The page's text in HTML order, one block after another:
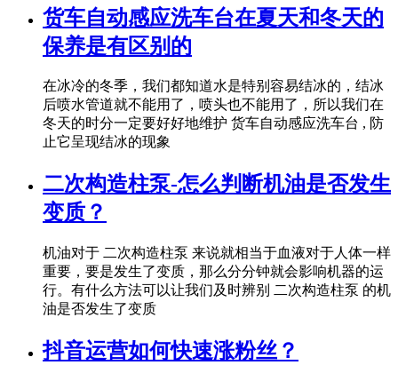
货车自动感应洗车台在夏天和冬天的
保养是有区别的
在冰冷的冬季，我们都知道水是特别容易结冰的，结冰
后喷水管道就不能用了，喷头也不能用了，所以我们在
冬天的时分一定要好好地维护 货车自动感应洗车台 , 防
止它呈现结冰的现象
二次构造柱泵-怎么判断机油是否发生
变质？
机油对于 二次构造柱泵 来说就相当于血液对于人体一样
重要，要是发生了变质，那么分分钟就会影响机器的运
行。有什么方法可以让我们及时辨别 二次构造柱泵 的机
油是否发生了变质
抖音运营如何快速涨粉丝？